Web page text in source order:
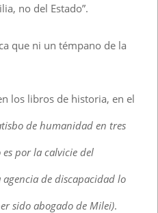
no del Estado”.
que ni un témpano de la
los libros de historia, en el
de humanidad en tres
por la calvicie del
de discapacidad lo
sido abogado de Milei).